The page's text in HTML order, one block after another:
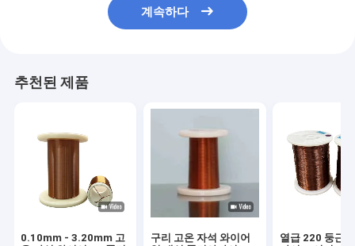
계속하다
추천된 제품
0.10mm - 3.20mm 고
구리 고온 자석 와이어
열급 220 둥근